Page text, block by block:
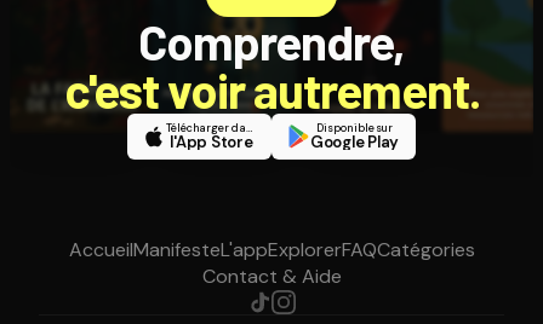
Comprendre,
c'est voir autrement.
Télécharger dans
l'App Store
Disponible sur
Google Play
AccueilManifesteL'appExplorerFAQCatégories
Contact & Aide